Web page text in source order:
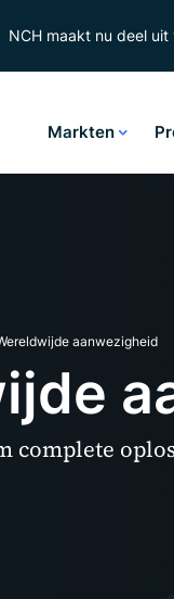
NCH maakt nu deel uit
Markten
aanwezigheid
complete